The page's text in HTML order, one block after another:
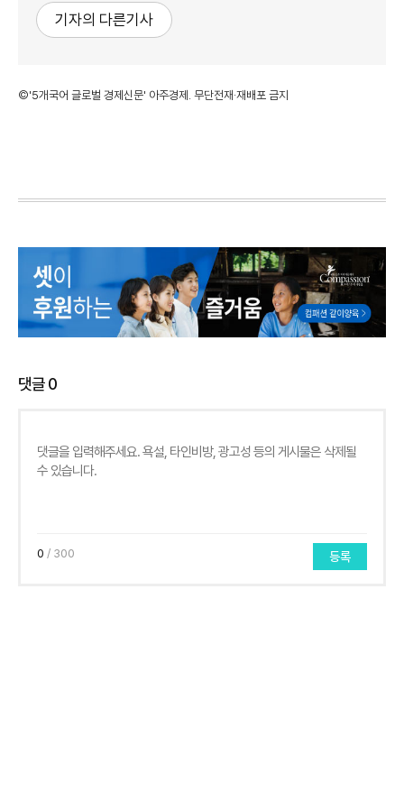
기자의 다른기사
©'5개국어 글로벌 경제신문' 아주경제. 무단전재·재배포 금지
댓글0
0 / 300 등록